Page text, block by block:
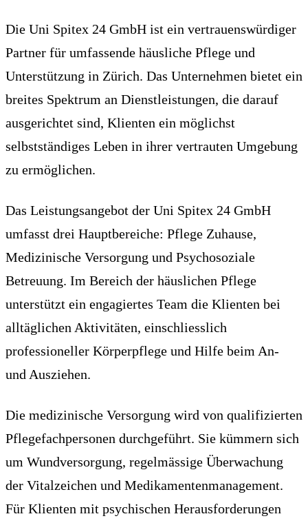
Die Uni Spitex 24 GmbH ist ein vertrauenswürdiger
Partner für umfassende häusliche Pflege und
Unterstützung in Zürich. Das Unternehmen bietet ein
breites Spektrum an Dienstleistungen, die darauf
ausgerichtet sind, Klienten ein möglichst
selbstständiges Leben in ihrer vertrauten Umgebung
zu ermöglichen.
Das Leistungsangebot der Uni Spitex 24 GmbH
umfasst drei Hauptbereiche: Pflege Zuhause,
Medizinische Versorgung und Psychosoziale
Betreuung. Im Bereich der häuslichen Pflege
unterstützt ein engagiertes Team die Klienten bei
alltäglichen Aktivitäten, einschliesslich
professioneller Körperpflege und Hilfe beim An-
und Ausziehen.
Die medizinische Versorgung wird von qualifizierten
Pflegefachpersonen durchgeführt. Sie kümmern sich
um Wundversorgung, regelmässige Überwachung
der Vitalzeichen und Medikamentenmanagement.
Für Klienten mit psychischen Herausforderungen